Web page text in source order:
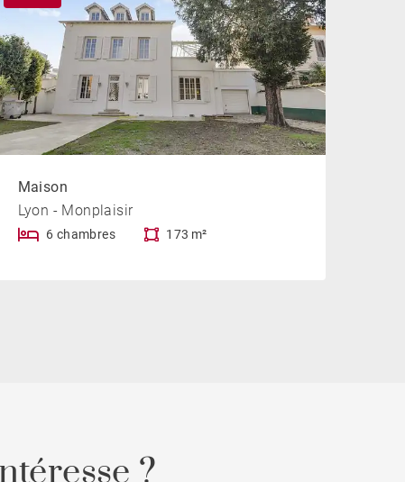
Maison
Lyon - Monplaisir
6 chambres 173 m²
?